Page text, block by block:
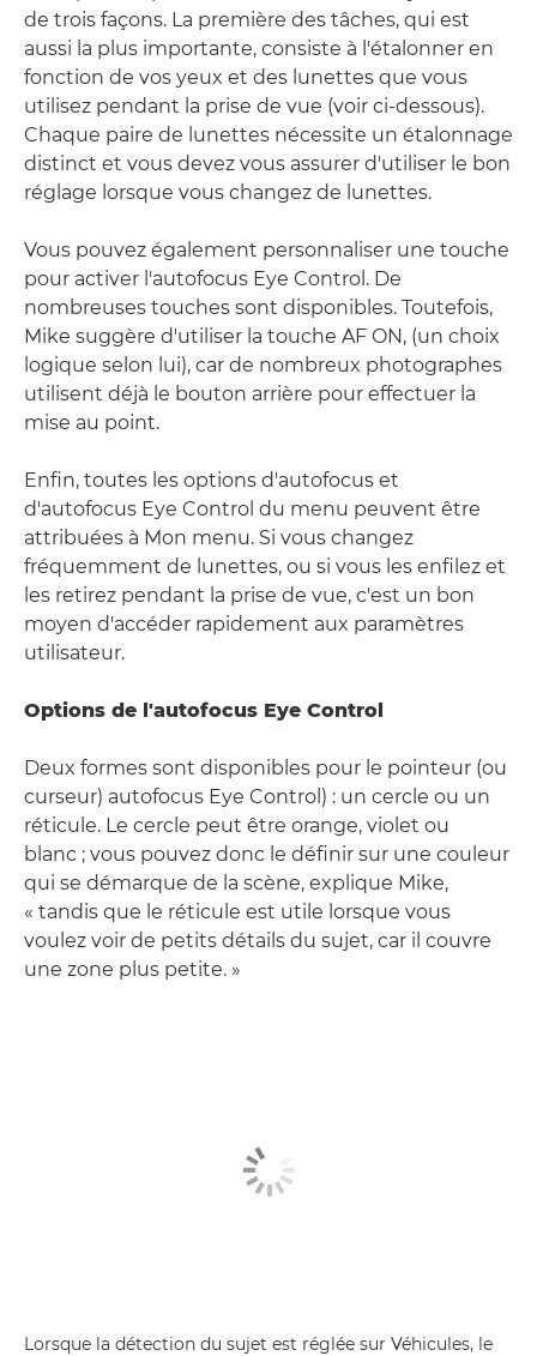
de trois façons. La première des tâches, qui est
aussi la plus importante, consiste à l'étalonner en
fonction de vos yeux et des lunettes que vous
utilisez pendant la prise de vue (voir ci-dessous).
Chaque paire de lunettes nécessite un étalonnage
distinct et vous devez vous assurer d'utiliser le bon
réglage lorsque vous changez de lunettes.
Vous pouvez également personnaliser une touche
pour activer l'autofocus Eye Control. De
nombreuses touches sont disponibles. Toutefois,
Mike suggère d'utiliser la touche AF ON, (un choix
logique selon lui), car de nombreux photographes
utilisent déjà le bouton arrière pour effectuer la
mise au point.
Enfin, toutes les options d'autofocus et
d'autofocus Eye Control du menu peuvent être
attribuées à Mon menu. Si vous changez
fréquemment de lunettes, ou si vous les enfilez et
les retirez pendant la prise de vue, c'est un bon
moyen d'accéder rapidement aux paramètres
utilisateur.
Options de l'autofocus Eye Control
Deux formes sont disponibles pour le pointeur (ou
curseur) autofocus Eye Control) : un cercle ou un
réticule. Le cercle peut être orange, violet ou
blanc ; vous pouvez donc le définir sur une couleur
qui se démarque de la scène, explique Mike,
« tandis que le réticule est utile lorsque vous
voulez voir de petits détails du sujet, car il couvre
une zone plus petite. »
Lorsque la détection du sujet est réglée sur Véhicules, le